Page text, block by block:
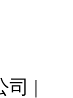
司 |